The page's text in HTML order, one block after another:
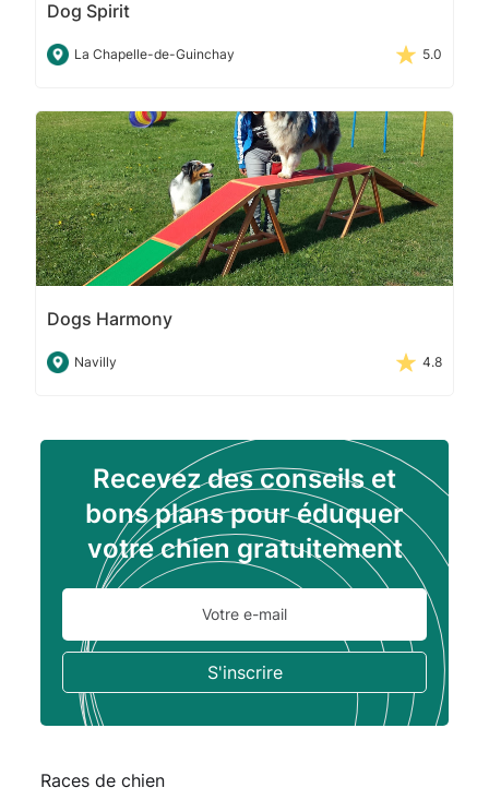
Dog Spirit
La Chapelle-de-Guinchay 5.0
Dogs Harmony
Navilly 4.8
Recevez des conseils et
bons plans pour éduquer
votre chien gratuitement
Races de chien